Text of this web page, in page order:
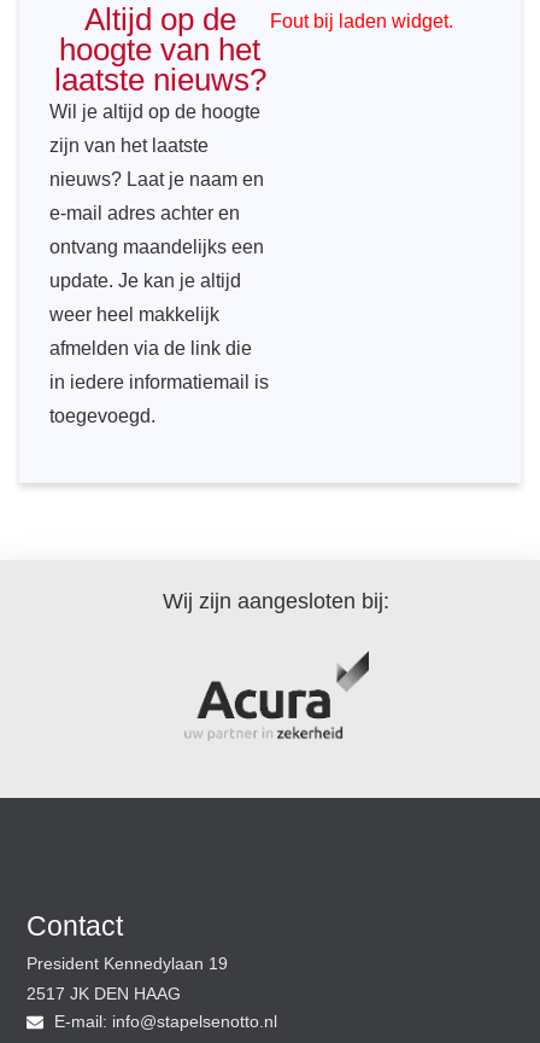
Altijd op de
hoogte van het
laatste nieuws?
Wil je altijd op de hoogte
zijn van het laatste
nieuws? Laat je naam en
e-mail adres achter en
ontvang maandelijks een
update. Je kan je altijd
weer heel makkelijk
afmelden via de link die
in iedere informatiemail is
toegevoegd.
Fout bij laden widget.
Wij zijn aangesloten bij:
Contact
President Kennedylaan 19
2517 JK DEN HAAG
E-mail:
ln.ottoneslepats
@ofni